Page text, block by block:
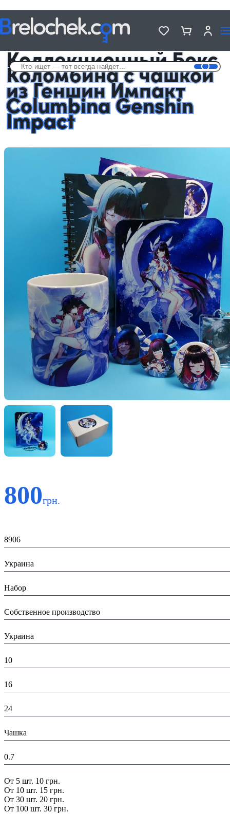
Коллекционный Бокс Коломбина с чашкой из Геншин Импакт
Columbina Genshin Impact
Коллекционный Бокс
Коломбина с чашкой
из Геншин Импакт
Columbina Genshin
Impact
800грн.
8906
Украина
Набор
Собственное производство
Украина
10
16
24
Чашка
0.7
От 5 шт. 10 грн.
От 10 шт. 15 грн.
От 30 шт. 20 грн.
От 100 шт. 30 грн.